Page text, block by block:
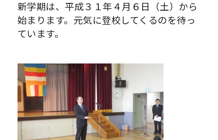
新学期は、平成３１年４月６日（土）から
始まります。元気に登校してくるのを待っ
ています。